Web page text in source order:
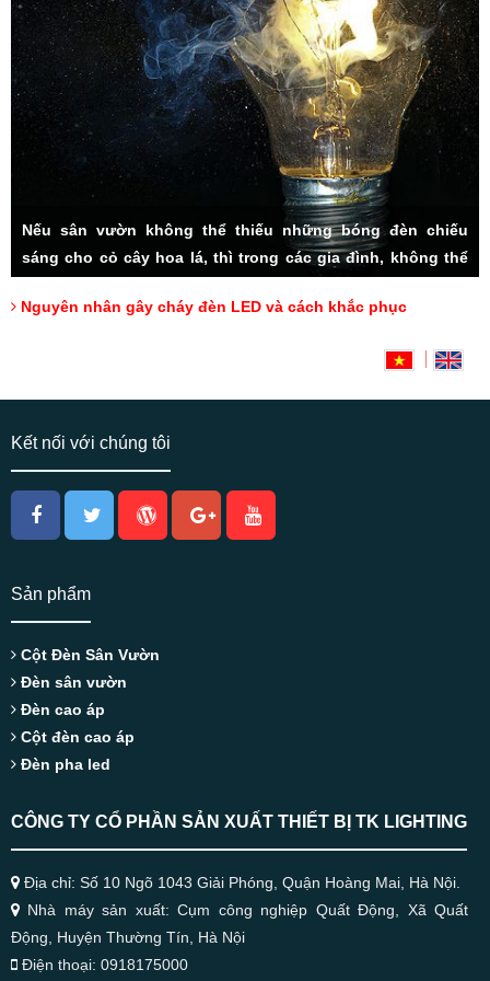
Nếu sân vườn không thể thiếu những bóng đèn chiếu
sáng cho cỏ cây hoa lá, thì trong các gia đình, không thể
thắc mắc được người tiêu dùng đặt ra, đặc biệt cách sử
Nguyên nhân gây cháy đèn LED và cách khắc phục
Kết nối với chúng tôi
Sản phẩm
Cột Đèn Sân Vườn
Đèn sân vườn
Đèn cao áp
Cột đèn cao áp
Đèn pha led
CÔNG TY CỔ PHẦN SẢN XUẤT THIẾT BỊ TK LIGHTING
Địa chỉ: Số 10 Ngõ 1043 Giải Phóng, Quận Hoàng Mai, Hà Nội.
Nhà máy sản xuất: Cụm công nghiệp Quất Động, Xã Quất
Động, Huyện Thường Tín, Hà Nội
Điện thoại: 0918175000